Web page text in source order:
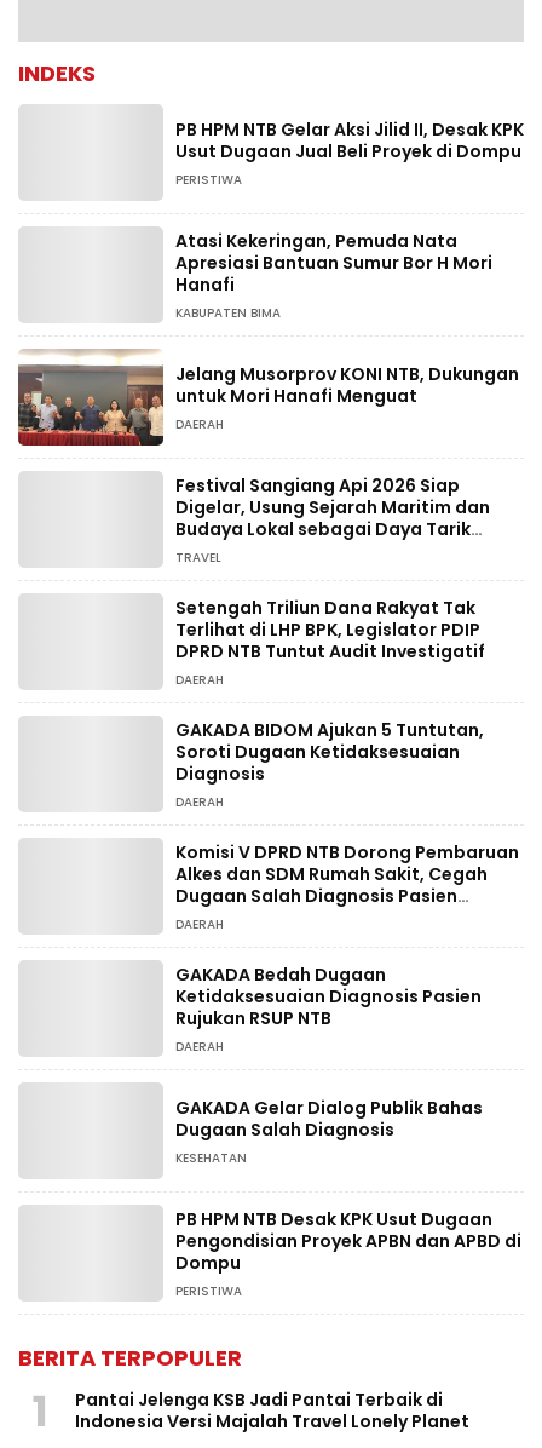
INDEKS
PB HPM NTB Gelar Aksi Jilid II, Desak KPK
Usut Dugaan Jual Beli Proyek di Dompu
PERISTIWA
Atasi Kekeringan, Pemuda Nata
Apresiasi Bantuan Sumur Bor H Mori
Hanafi
KABUPATEN BIMA
Jelang Musorprov KONI NTB, Dukungan
untuk Mori Hanafi Menguat
DAERAH
Festival Sangiang Api 2026 Siap
Digelar, Usung Sejarah Maritim dan
Budaya Lokal sebagai Daya Tarik
Wisata
TRAVEL
Setengah Triliun Dana Rakyat Tak
Terlihat di LHP BPK, Legislator PDIP
DPRD NTB Tuntut Audit Investigatif
DAERAH
GAKADA BIDOM Ajukan 5 Tuntutan,
Soroti Dugaan Ketidaksesuaian
Diagnosis
DAERAH
Komisi V DPRD NTB Dorong Pembaruan
Alkes dan SDM Rumah Sakit, Cegah
Dugaan Salah Diagnosis Pasien
Rujukan Bima-Dompu
DAERAH
GAKADA Bedah Dugaan
Ketidaksesuaian Diagnosis Pasien
Rujukan RSUP NTB
DAERAH
GAKADA Gelar Dialog Publik Bahas
Dugaan Salah Diagnosis
KESEHATAN
PB HPM NTB Desak KPK Usut Dugaan
Pengondisian Proyek APBN dan APBD di
Dompu
PERISTIWA
BERITA TERPOPULER
1
Pantai Jelenga KSB Jadi Pantai Terbaik di
Indonesia Versi Majalah Travel Lonely Planet